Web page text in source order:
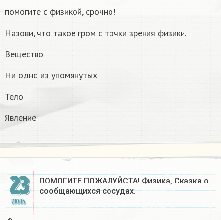
помогите с физикой, срочно!
Назови, что такое гром с точки зрения физики.
Вещество
Ни одно из упомянутых
Тело
Явление
23
ИЮНЬ
ПОМОГИТЕ ПОЖАЛУЙСТА! Физика, Сказка о
сообщающихся сосудах.